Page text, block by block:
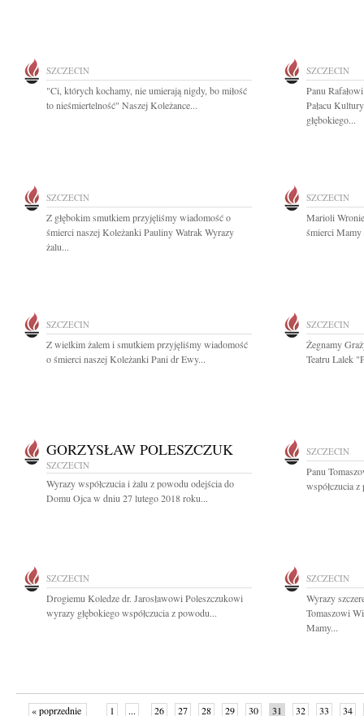
SZCZECIN
"Ci, których kochamy, nie umierają nigdy, bo miłość
to nieśmiertelność" Naszej Koleżance...
SZCZECIN
Panu
Pałacu
głębokiego...
SZCZECIN
Z głębokim smutkiem przyjęliśmy wiadomość o
śmierci naszej Koleżanki Pauliny Watrak Wyrazy
żalu...
SZCZECIN
Marioli
śmierci Mamy
SZCZECIN
Z wielkim żalem i smutkiem przyjęliśmy wiadomość
o śmierci naszej Koleżanki Pani dr Ewy...
SZCZECIN
Żegnamy
Teatru Lalek
GORZYSŁAW POLESZCZUK
SZCZECIN
Wyrazy współczucia i żalu z powodu odejścia do
Domu Ojca w dniu 27 lutego 2018 roku...
SZCZECIN
Panu
współczucia
SZCZECIN
Drogiemu Koledze dr. Jarosławowi Poleszczukowi
wyrazy głębokiego współczucia z powodu...
SZCZECIN
Wyrazy
Tomaszowi
Mamy...
« poprzednie 1 ... 26 27 28 29 30 31 32 33 34